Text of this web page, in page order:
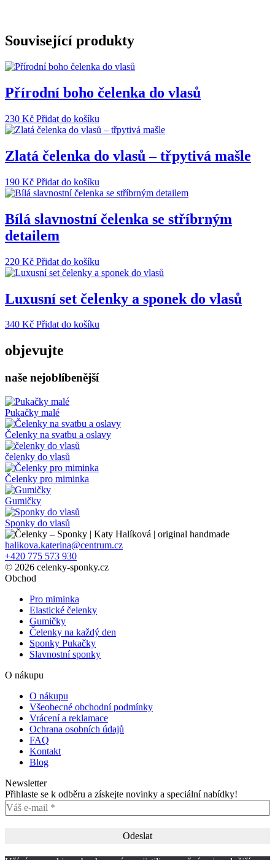
Související produkty
Přírodní boho čelenka do vlasů
230 Kč Přidat do košíku
Zlatá čelenka do vlasů – třpytivá mašle
190 Kč Přidat do košíku
Bílá slavnostní čelenka se stříbrným
detailem
220 Kč Přidat do košíku
Luxusní set čelenky a sponek do vlasů
340 Kč Přidat do košíku
objevujte
naše nejoblíbenější
Pukačky malé
Čelenky na svatbu a oslavy
čelenky do vlasů
Čelenky pro miminka
Gumičky
Sponky do vlasů
halikova.katerina@centrum.cz
+420 775 573 930
© 2026 celenky-sponky.cz
Obchod
Pro miminka
Elastické čelenky
Gumičky
Čelenky na každý den
Sponky Pukačky
Slavnostní sponky
O nákupu
O nákupu
Všeobecné obchodní podmínky
Vrácení a reklamace
Ochrana osobních údajů
FAQ
Kontakt
Blog
Newsletter
Přihlaste se k odběru a získejte novinky a speciální nabídky!